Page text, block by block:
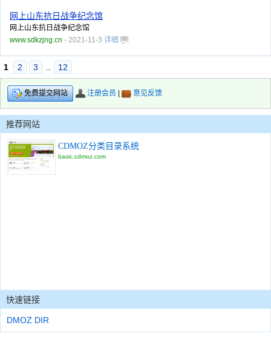
网上山东抗日战争纪念馆
网上山东抗日战争纪念馆
www.sdkzjng.cn - 2021-11-3 详细
1 2 3 ... 12
免费提交网站 注册会员 意见反馈
推荐网站
CDMOZ分类目录系统
basic.cdmoz.com
快速链接
DMOZ DIR